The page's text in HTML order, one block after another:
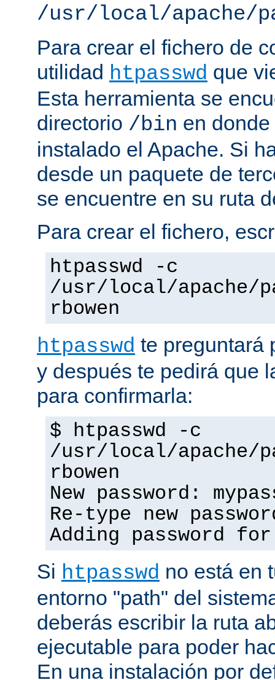
/usr/local/apache/
Para crear el fichero de
utilidad htpasswd que
Esta herramienta se
directorio /bin en
instalado el Apache. Si
desde un paquete de
se encuentre en su ruta
Para crear el fichero,
htpasswd -c
/usr/local/apache/
rbowen
htpasswd te preguntará
y después te pedirá que
para confirmarla:
$ htpasswd -c
/usr/local/apache/
rbowen
New password:
Re-type new
Adding password
Si htpasswd no está en
entorno "path" del
deberás escribir la ruta
ejecutable para poder
En una instalación por